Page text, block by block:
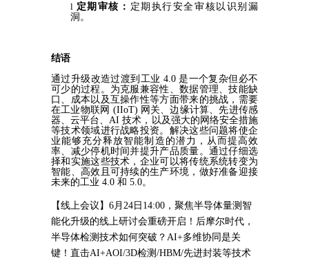
l 定期审核： 定期执行安全审核以识别漏
洞。
结语
通过升级改造过渡到工业 4.0 是一个复杂但必不
可少的过程。为克服兼容性、数据管理、技能缺
口、成本以及互操作性等方面带来的挑战， 需要
在工业物联网 (IIoT) 网关、边缘计算、先进传感
器、云平台、AI 技术，以及强大的网络安全措施
等技术领域进行战略投资。解决这些问题将使企
业能够充分释放智能制造的潜力，从而提高效
率、减少停机时间并提升产品质量。通过仔细选
择和实施这些技术，企业可以将传统系统转变为
智能、高效且可持续的生产环境，做好准备迎接
未来的工业 4.0 和 5.0。
【线上会议】6月24日14:00，聚焦半导体量测智
能化升级的线上研讨会重磅开启！后摩尔时代，
半导体检测技术如何突破？AI+多维协同是关
键！直击AI+AOI/3D检测/HBM/先进封装等技术